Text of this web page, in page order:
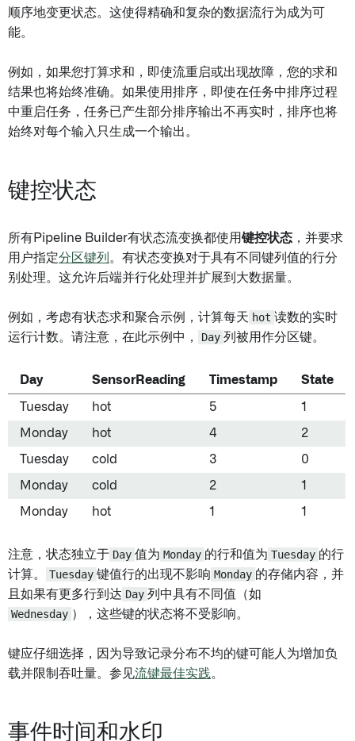
顺序地变更状态。这使得精确和复杂的数据流行为成为可
能。
例如，如果您打算求和，即使流重启或出现故障，您的求和
结果也将始终准确。如果使用排序，即使在任务中排序过程
中重启任务，任务已产生部分排序输出不再实时，排序也将
始终对每个输入只生成一个输出。
键控状态
所有Pipeline Builder有状态流变换都使用键控状态 ，并要求
用户指定分区键列 。有状态变换对于具有不同键列值的行分
别处理。这允许后端并行化处理并扩展到大数据量。
例如，考虑有状态求和聚合示例，计算每天 hot 读数的实时
运行计数。请注意，在此示例中，
Day 列被用作分区键。
Day SensorReading Timestamp State
Tuesday hot 5 1
Monday hot 4 2
Tuesday cold 3 0
Monday cold 2 1
Monday hot 1 1
注意，状态独立于 Day 值为 Monday 的行和值为 Tuesday 的行
计算。
Tuesday 键值行的出现不影响 Monday 的存储内容，并
且如果有更多行到达 Day 列中具有不同值（如
Wednesday ），这些键的状态将不受影响。
键应仔细选择，因为导致记录分布不均的键可能人为增加负
载并限制吞吐量。参见流键最佳实践。
事件时间和水印